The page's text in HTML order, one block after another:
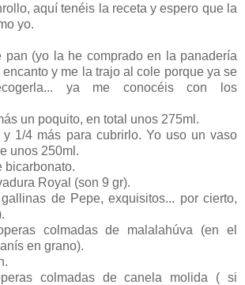
aquí tenéis la receta y espero que la
yo.
pan (yo la he comprado en la panadería
y me la trajo al cole porque ya se
ya me conocéis con los
un poquito, en total unos 275ml.
1/4 más para cubrirlo. Yo uso un vaso
unos 250ml.
bicarbonato.
Royal (son 9 gr).
de Pepe, exquisitos... por cierto,
colmadas de malalahúva (en el
en grano).
colmadas de canela molida ( si